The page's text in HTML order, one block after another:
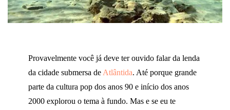
Provavelmente você já deve ter ouvido falar da lenda
da cidade submersa de Atlântida. Até porque grande
parte da cultura pop dos anos 90 e início dos anos
2000 explorou o tema à fundo. Mas e se eu te